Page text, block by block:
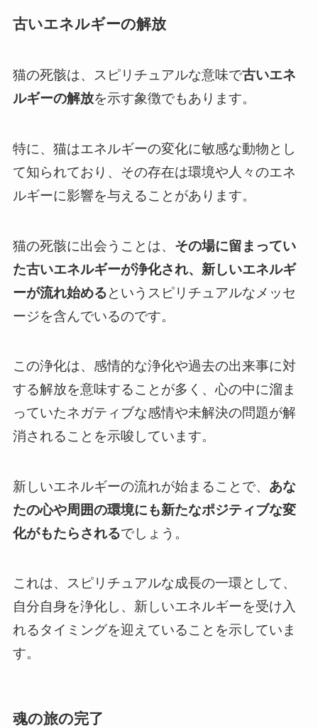
古いエネルギーの解放
猫の死骸は、スピリチュアルな意味で古いエネ
ルギーの解放を示す象徴でもあります。
特に、猫はエネルギーの変化に敏感な動物とし
て知られており、その存在は環境や人々のエネ
ルギーに影響を与えることがあります。
猫の死骸に出会うことは、 その場に留まってい
た古いエネルギーが浄化され、新しいエネルギ
ーが流れ始めるというスピリチュアルなメッセ
ージを含んでいるのです。
この浄化は、感情的な浄化や過去の出来事に対
する解放を意味することが多く、心の中に溜ま
っていたネガティブな感情や未解決の問題が解
消されることを示唆しています。
新しいエネルギーの流れが始まることで、 あな
たの心や周囲の環境にも新たなポジティブな変
化がもたらされるでしょう。
これは、スピリチュアルな成長の一環として、
自分自身を浄化し、新しいエネルギーを受け入
れるタイミングを迎えていることを示していま
す。
魂の旅の完了